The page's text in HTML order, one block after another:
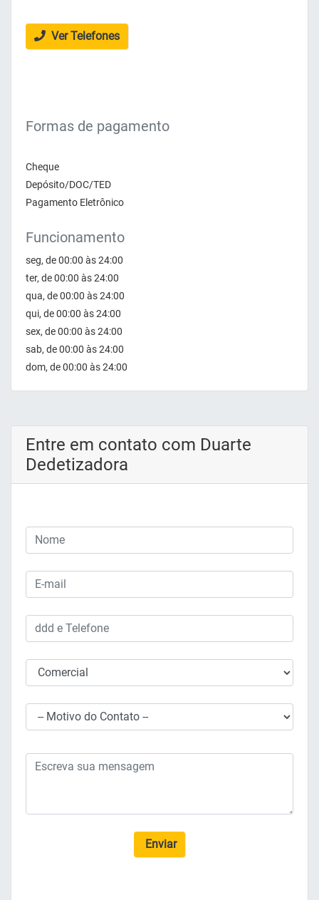
Ver Telefones
Formas de pagamento
Cheque
Depósito/DOC/TED
Pagamento Eletrônico
Funcionamento
seg, de 00:00 às 24:00
ter, de 00:00 às 24:00
qua, de 00:00 às 24:00
qui, de 00:00 às 24:00
sex, de 00:00 às 24:00
sab, de 00:00 às 24:00
dom, de 00:00 às 24:00
Entre em contato com Duarte
Dedetizadora
Enviar